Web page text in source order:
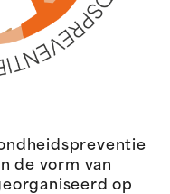
de vorm van
op